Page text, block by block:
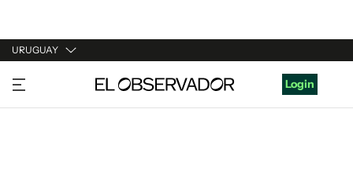
URUGUAY
URUGUAY
ARGENTINA
Login